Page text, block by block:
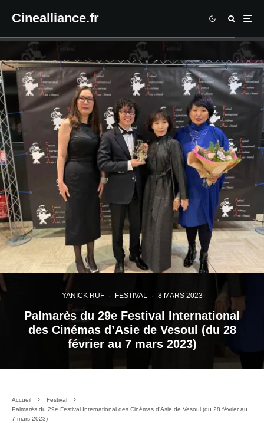
Cinealliance.fr
YANICK RUF · FESTIVAL · 8 MARS 2023
Palmarès du 29e Festival International
des Cinémas d’Asie de Vesoul (du 28
février au 7 mars 2023)
Accueil
Festival
Palmarès du 29e Festival International des Cinémas d’Asie de Vesoul (du 28 février au
7 mars 2023)